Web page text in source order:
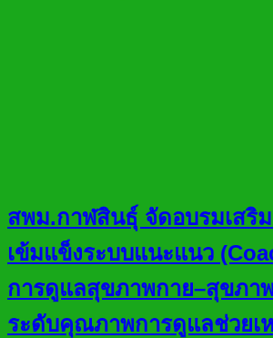
สพม.กาฬสินธุ์ จัดอบรมเสริ
เข้มแข็งระบบแนะแนว
การดูแลสุขภาพกาย–สุขภา
ระดับคุณภาพการดูแลช่วยเ